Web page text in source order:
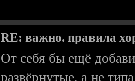
RE: важно. правила
От себя бы ещё
развёрнутые, а не